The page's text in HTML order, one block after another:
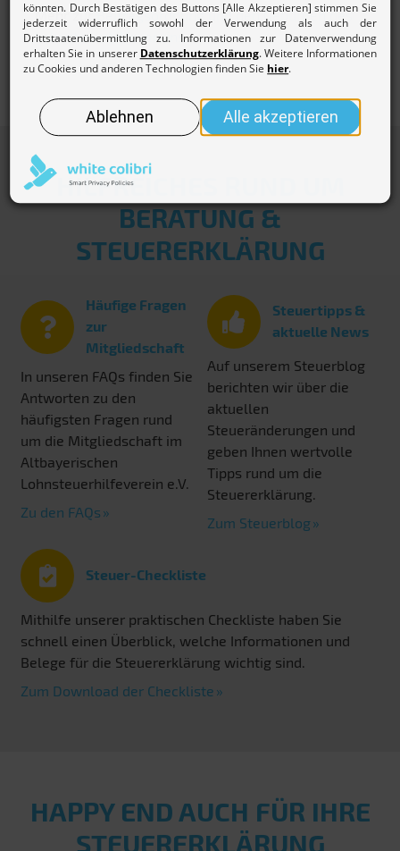
Mehr zurBeitragsordnung und den Gebühren des
Lohnsteuerhilfevereins.
HILFREICHES RUND UM
BERATUNG &
STEUERERKLÄRUNG
Häufige Fragen
zur
Mitgliedschaft
In unseren FAQs finden Sie
Antworten zu den
häufigsten Fragen rund
um die Mitgliedschaft im
Altbayerischen
Lohnsteuerhilfeverein e.V.
Zu den FAQs
Steuertipps &
aktuelle News
Auf unserem Steuerblog
berichten wir über die
aktuellen
Steueränderungen und
geben Ihnen wertvolle
Tipps rund um die
Steuererklärung.
Zum Steuerblog
Steuer-Checkliste
Mithilfe unserer praktischen Checkliste haben Sie
schnell einen Überblick, welche Informationen und
Belege für die Steuererklärung wichtig sind.
Zum Download der Checkliste
HAPPY END AUCH FÜR IHRE
STEUERERKLÄRUNG